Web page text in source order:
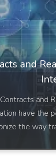
your images
grabbing
followers and
and
and
have the
the way